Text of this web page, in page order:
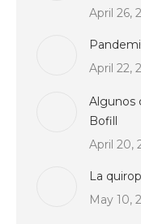
April 26,
April 22,
Algunos
Bofill
April 20,
La
May 10,